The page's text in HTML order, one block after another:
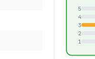
5
4
3
2
1